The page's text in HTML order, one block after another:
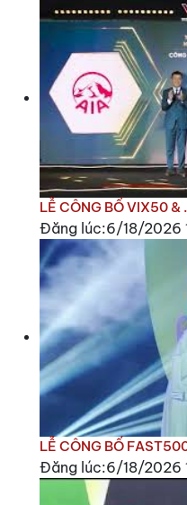
LỄ CÔNG BỐ VIX50 &
Đăng lúc:6/18/2026
LỄ CÔNG BỐ
Đăng lúc:6/18/2026